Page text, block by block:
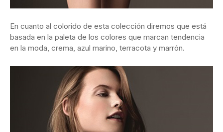
En cuanto al colorido de esta colección diremos que está
basada en la paleta de los colores que marcan tendencia
en la moda, crema, azul marino, terracota y marrón.